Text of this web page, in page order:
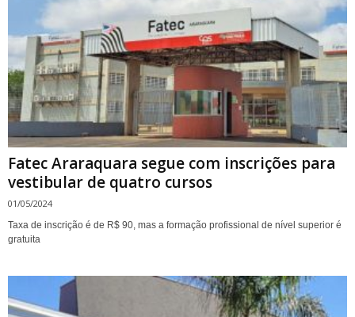
Fatec Araraquara segue com inscrições para
vestibular de quatro cursos
01/05/2024
Taxa de inscrição é de R$ 90, mas a formação profissional de nível superior é
gratuita